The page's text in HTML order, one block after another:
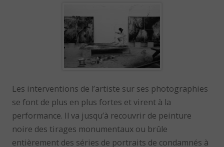
Les interventions de l’artiste sur ses photographies
se font de plus en plus fortes et virent à la
performance. Il va jusqu’à recouvrir de peinture
noire des tirages monumentaux ou brûle
entièrement des séries de portraits de condamnés à